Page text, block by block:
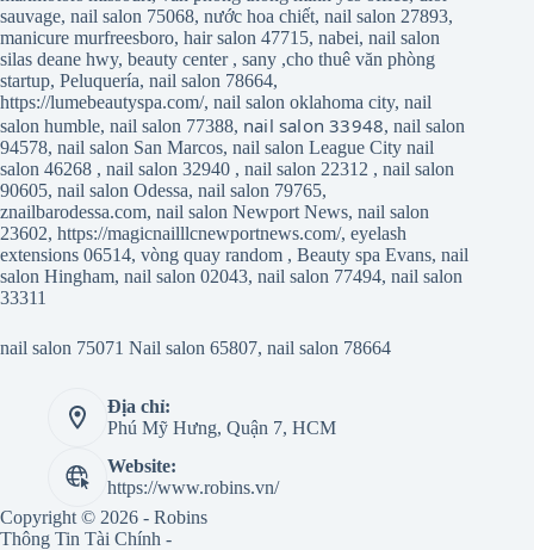
sauvage, nail salon 75068, nước hoa chiết, nail salon 27893,
manicure murfreesboro, hair salon 47715, nabei, nail salon
silas deane hwy, beauty center, sany ,cho thuê văn phòng
startup, Peluquería, nail salon 78664,
https://lumebeautyspa.com/, nail salon oklahoma city, nail
salon humble, nail salon 77388, nail salon 33948,nail salon
94578, nail salon San Marcos, nail salon League City nail
salon 46268 , nail salon 32940 , nail salon 22312 , nail salon
90605, nail salon Odessa, nail salon 79765,
znailbarodessa.com, nail salon Newport News, nail salon
23602, https://magicnailllcnewportnews.com/, eyelash
extensions 06514, vòng quay random , Beauty spa Evans, nail
salon Hingham, nail salon 02043, nail salon 77494, nail salon
33311
nail salon 75071 Nail salon 65807, nail salon 78664
Địa chỉ:
Phú Mỹ Hưng, Quận 7, HCM
Website:
https://www.robins.vn/
Copyright © 2026 - Robins
Thông Tin Tài Chính -